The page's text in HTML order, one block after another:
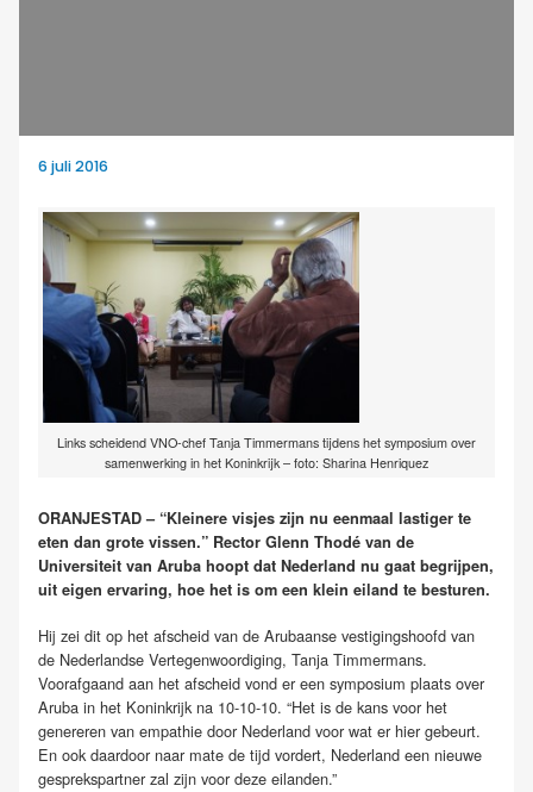
6 juli 2016
Links scheidend VNO-chef Tanja Timmermans tijdens het symposium over
samenwerking in het Koninkrijk – foto: Sharina Henriquez
ORANJESTAD – “Kleinere visjes zijn nu eenmaal lastiger te
eten dan grote vissen.” Rector Glenn Thodé van de
Universiteit van Aruba hoopt dat Nederland nu gaat begrijpen,
uit eigen ervaring, hoe het is om een klein eiland te besturen.
Hij zei dit op het afscheid van de Arubaanse vestigingshoofd van
de Nederlandse Vertegenwoordiging, Tanja Timmermans.
Voorafgaand aan het afscheid vond er een symposium plaats over
Aruba in het Koninkrijk na 10-10-10. “Het is de kans voor het
genereren van empathie door Nederland voor wat er hier gebeurt.
En ook daardoor naar mate de tijd vordert, Nederland een nieuwe
gesprekspartner zal zijn voor deze eilanden.”